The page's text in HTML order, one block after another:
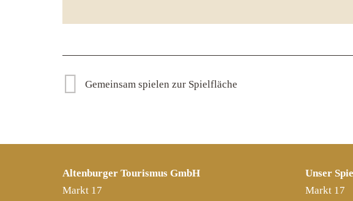
Gemeinsam spielen zur Spielfläche
Altenburger Tourismus GmbH
Markt 17
Unser
Markt 17